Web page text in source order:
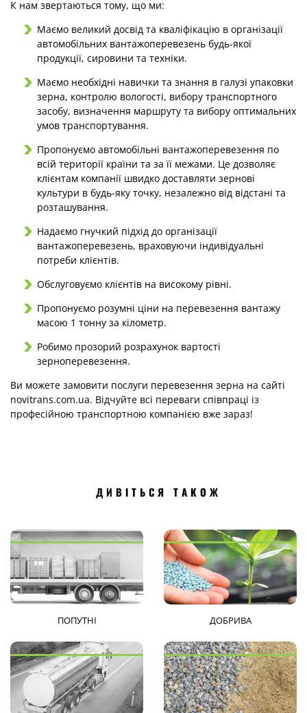
К нам звертаються тому, що ми:
Маємо великий досвід та кваліфікацію в організації
автомобільних вантажоперевезень будь-якої
продукції, сировини та техніки.
Маємо необхідні навички та знання в галузі упаковки
зерна, контролю вологості, вибору транспортного
засобу, визначення маршруту та вибору оптимальних
умов транспортування.
Пропонуємо автомобільні вантажоперевезення по
всій території країни та за її межами. Це дозволяє
клієнтам компанії швидко доставляти зернові
культури в будь-яку точку, незалежно від відстані та
розташування.
Надаємо гнучкий підхід до організації
вантажоперевезень, враховуючи індивідуальні
потреби клієнтів.
Обслуговуємо клієнтів на високому рівні.
Пропонуємо розумні ціни на перевезення вантажу
масою 1 тонну за кілометр.
Робимо прозорий розрахунок вартості
зерноперевезення.
Ви можете замовити послуги перевезення зерна на сайті
novitrans.com.ua. Відчуйте всі переваги співпраці із
професійною транспортною компанією вже зараз!
ДИВІТЬСЯ ТАКОЖ
ПОПУТНІ ДОБРИВА